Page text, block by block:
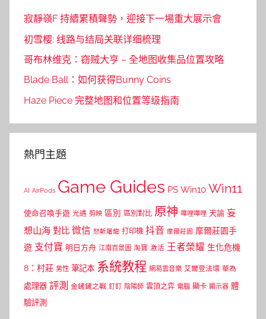
寂靜嶺F 持續累積聲勢，迎接下一場重大展示會
初雪樱: 线路与结局关联详细梳理
哥布林维克：窃贼大亨 – 全地图收集品位置攻略
Blade Ball：如何获得Bunny Coins
Haze Piece 完整地图和位置等级指南
熱門主題
AI AirPods Game Guides PS Win10 Win11
使命召喚手遊 光遇 剪映 區別 區別對比 原神 嗶哩嗶哩 天諭 妄
想山海 對比 微信 怒斬屠龍 打印機 抖音 摩爾莊園 摩爾莊園手
遊 支付寶 明日方舟 江南百景圖 淘寶 激活 王者榮耀 生化危機
8：村莊 男性 筆記本 系統教程 網易雲音樂 艾爾登法環 華為
處理器 評測 金鏟鏟之戰 釘釘 陰陽師 雲頂之弈 電腦 顯卡 顯示器 體
驗評測